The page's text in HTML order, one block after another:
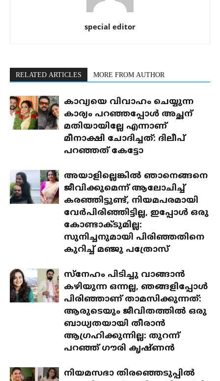
special editor
RELATED ARTICLES MORE FROM AUTHOR
കാവ്യയെ വിവാഹം ചെയ്യുന്ന
കാര്യം പറഞ്ഞപ്പോൾ അച്ഛന്
മതിയായില്ലേ എന്നാണ്
മീനാക്ഷി ചോദിച്ചത്: ദിലീപ്
പറഞ്ഞത് കേട്ടോ
അയാളില്ലെങ്കിൽ ഞാനെങ്ങനെ
ജീവിക്കുമെന്ന് ആലോചിച്ച്
കരഞ്ഞിട്ടുണ്ട്, നിയമപരമായി
വേർപിരിഞ്ഞിട്ടില്ല, ഇപ്പോൾ ഒരു
കോണ്ടാക്ടുമില്ല:
സുനിച്ചനുമായി പിരിഞ്ഞതിനെ
കുറിച്ച് മഞ്ജു പത്രോസ്
സ്‌നേഹം പിടിച്ചു വാങ്ങാൻ
കഴിയുന്ന ഒന്നല്ല, ഞങ്ങളിപ്പോൾ
പിരിഞ്ഞാണ് താമസിക്കുന്നത്:
ആരുടെയും ജീവിതത്തിൽ ഒരു
ബാധ്യതയായി തീരാൻ
ആഗ്രഹിക്കുന്നില്ല: തുറന്ന്
പറഞ്ഞ് ഗൗരി കൃഷ്ണൻ
നിയമസഭാ തിരഞ്ഞെടുപ്പിൽ